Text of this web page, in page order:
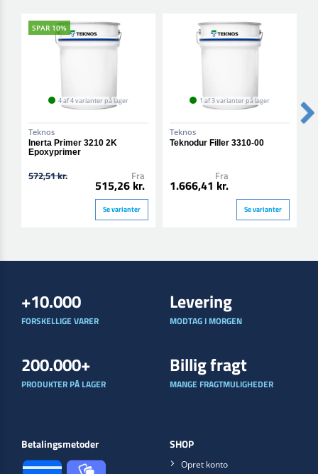
SPAR 10%
4 af 4 varianter på lager
Teknos
Inerta Primer 3210 2K
Epoxyprimer
572,51 kr. Fra
515,26 kr.
Se varianter
1 af 3 varianter på lager
Teknos
Teknodur Filler 3310-00
Fra
1.666,41 kr.
Se varianter
+10.000
FORSKELLIGE VARER
Levering
MODTAG I MORGEN
200.000+
PRODUKTER PÅ LAGER
Billig fragt
MANGE FRAGTMULIGHEDER
Betalingsmetoder SHOP
Opret konto